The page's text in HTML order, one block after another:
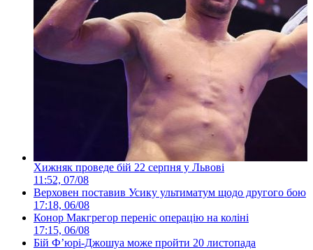
Хижняк проведе бій 22 серпня у Львові
11:52, 07/08
Верховен поставив Усику ультиматум щодо другого бою
17:18, 06/08
Конор Макгрегор переніс операцію на коліні
17:15, 06/08
Бій Ф’юрі-Джошуа може пройти 20 листопада